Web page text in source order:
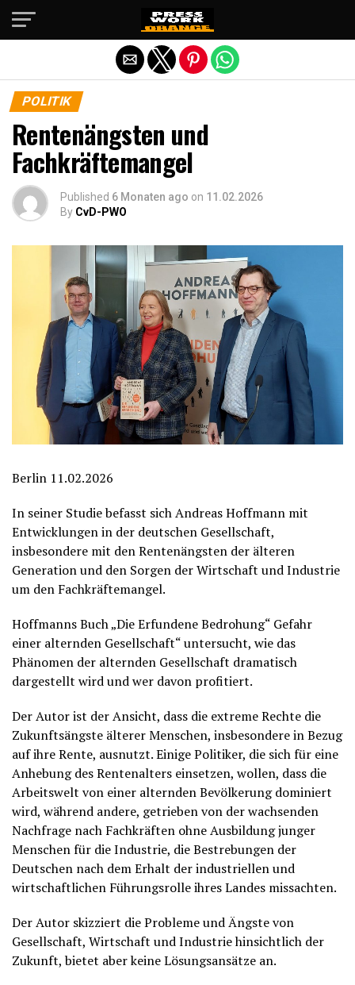
POLITIK
Rentenängsten und
Fachkräftemangel
Published 6 Monaten ago on 11.02.2026
By CvD-PWO
Berlin 11.02.2026
In seiner Studie befasst sich Andreas Hoffmann mit
Entwicklungen in der deutschen Gesellschaft,
insbesondere mit den Rentenängsten der älteren
Generation und den Sorgen der Wirtschaft und Industrie
um den Fachkräftemangel.
Hoffmanns Buch „Die Erfundene Bedrohung“ Gefahr
einer alternden Gesellschaft“ untersucht, wie das
Phänomen der alternden Gesellschaft dramatisch
dargestellt wird und wer davon profitiert.
Der Autor ist der Ansicht, dass die extreme Rechte die
Zukunftsängste älterer Menschen, insbesondere in Bezug
auf ihre Rente, ausnutzt. Einige Politiker, die sich für eine
Anhebung des Rentenalters einsetzen, wollen, dass die
Arbeitswelt von einer alternden Bevölkerung dominiert
wird, während andere, getrieben von der wachsenden
Nachfrage nach Fachkräften ohne Ausbildung junger
Menschen für die Industrie, die Bestrebungen der
Deutschen nach dem Erhalt der industriellen und
wirtschaftlichen Führungsrolle ihres Landes missachten.
Der Autor skizziert die Probleme und Ängste von
Gesellschaft, Wirtschaft und Industrie hinsichtlich der
Zukunft, bietet aber keine Lösungsansätze an.
Die mobile Version verlassen